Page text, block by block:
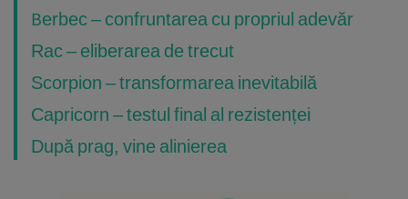
Berbec – confruntarea cu propriul adevăr
Rac – eliberarea de trecut
Scorpion – transformarea inevitabilă
Capricorn – testul final al rezistenței
După prag, vine alinierea